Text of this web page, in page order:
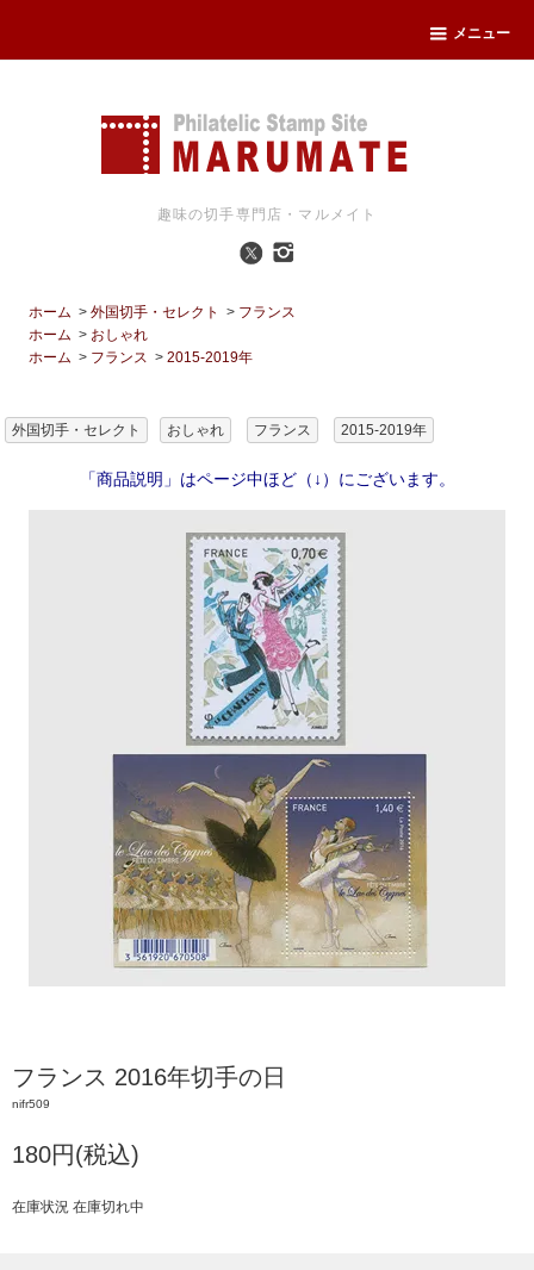
メニュー
趣味の切手専門店・マルメイト
ホーム >外国切手・セレクト > フランス
ホーム > おしゃれ
ホーム > フランス >2015-2019年
外国切手・セレクト おしゃれ フランス 2015-2019年
「商品説明」はページ中ほど（↓）にございます。
フランス 2016年切手の日
nifr509
180円(税込)
在庫状況 在庫切れ中